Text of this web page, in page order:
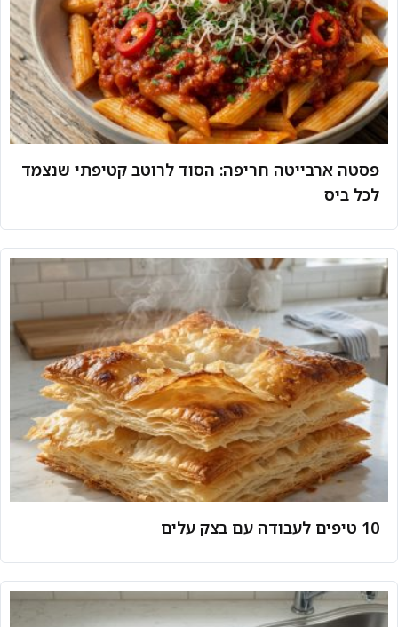
פסטה ארבייטה חריפה: הסוד לרוטב קטיפתי שנצמד
לכל ביס
10 טיפים לעבודה עם בצק עלים